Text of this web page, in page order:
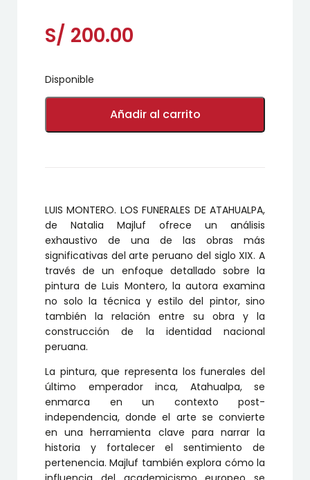
S/ 200.00
Disponible
LUIS
LOS
Añadir al carrito
LUIS MONTERO. LOS FUNERALES DE ATAHUALPA,
de Natalia Majluf ofrece un análisis
exhaustivo de una de las obras más
significativas del arte peruano del siglo XIX. A
través de un enfoque detallado sobre la
pintura de Luis Montero, la autora examina
no solo la técnica y estilo del pintor, sino
también la relación entre su obra y la
construcción de la identidad nacional
peruana.
La pintura, que representa los funerales del
último emperador inca, Atahualpa, se
enmarca en un contexto post-
independencia, donde el arte se convierte
en una herramienta clave para narrar la
historia y fortalecer el sentimiento de
pertenencia. Majluf también explora cómo la